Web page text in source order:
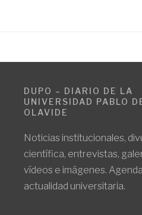
DUPO – DIARIO DE LA
UNIVERSIDAD PABLO
OLAVIDE
Noticias institucionales,
científica, entrevistas,
vídeos e imágenes.
actualidad universitaria.